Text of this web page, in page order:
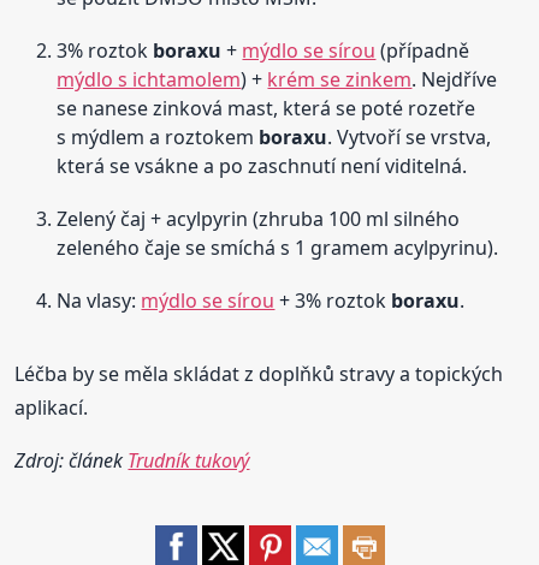
3% roztok boraxu + mýdlo se sírou (případně
mýdlo s ichtamolem) + krém se zinkem. Nejdříve
se nanese zinková mast, která se poté rozetře
s mýdlem a roztokem boraxu. Vytvoří se vrstva,
která se vsákne a po zaschnutí není viditelná.
Zelený čaj + acylpyrin (zhruba 100 ml silného
zeleného čaje se smíchá s 1 gramem acylpyrinu).
Na vlasy: mýdlo se sírou + 3% roztok boraxu.
Léčba by se měla skládat z doplňků stravy a topických
aplikací.
Zdroj: článek Trudník tukový